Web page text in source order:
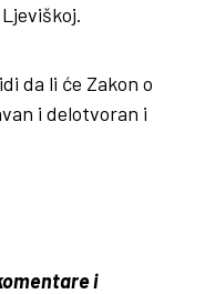
da li će Zakon o
i delotvoran i
i